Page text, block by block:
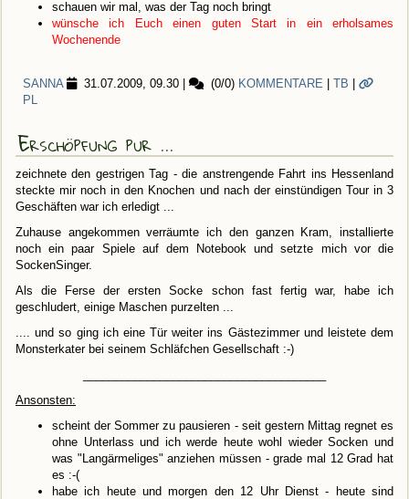
schauen wir mal, was der Tag noch bringt
wünsche ich Euch einen guten Start in ein erholsames
Wochenende
SANNA 31.07.2009, 09.30 (0/0) KOMMENTARE TB
PL
Erschöpfung pur ...
zeichnete den gestrigen Tag - die anstrengende Fahrt ins Hessenland
steckte mir noch in den Knochen und nach der einstündigen Tour in 3
Geschäften war ich erledigt ...
Zuhause angekommen verräumte ich den ganzen Kram, installierte
noch ein paar Spiele auf dem Notebook und setzte mich vor die
SockenSinger.
Als die Ferse der ersten Socke schon fast fertig war, habe ich
geschludert, einige Maschen purzelten ...
.... und so ging ich eine Tür weiter ins Gästezimmer und leistete dem
Monsterkater bei seinem Schläfchen Gesellschaft :-)
Ansonsten:
scheint der Sommer zu pausieren - seit gestern Mittag regnet es
ohne Unterlass und ich werde heute wohl wieder Socken und
was "Langärmeliges" anziehen müssen - grade mal 12 Grad hat
es :-(
habe ich heute und morgen den 12 Uhr Dienst - heute sind